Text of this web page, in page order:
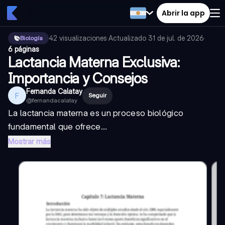
Abrir la app
Biología 42 visualizaciones·Actualizado 31 de jul. de 2026·
6 páginas
Lactancia Materna Exclusiva:
Importancia y Consejos
F Fernanda Calatay
@fernandacalatay
Seguir
La lactancia materna es un proceso biológico
fundamental que ofrece...
Mostrar más